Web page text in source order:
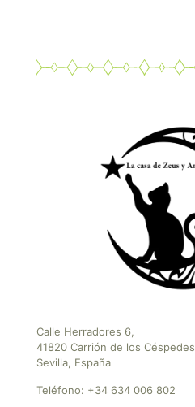
Calle Herradores 6,
41820 Carrión de los Céspedes
Sevilla, España
Teléfono: +34 634 006 802